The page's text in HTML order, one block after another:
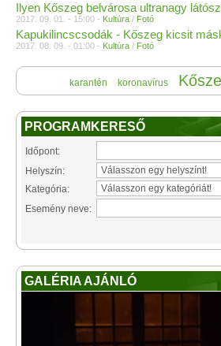
Ilyen Kőszeg belvárosa ultranagy
2017. 09. 01. - 15:00 - Kultúra / Fotó
Kapukilincscsodák - Kőszeg kicsit
2017. 08. 09. - 01:00 - Kultúra / Fotó
karantén koronavírus
PROGRAMKERESŐ
Időpont:
Helyszín:
Kategória:
Esemény neve:
GALÉRIA AJÁNLÓ